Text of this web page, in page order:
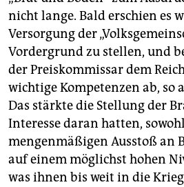
nicht lange. Bald erschien es
Versorgung der
Vordergrund zu stellen, und
der Preiskommissar dem
wichtige Kompetenzen ab, so
Das stärkte die Stellung der
Interesse daran hatten,
mengenmäßigen Ausstoß an
auf einem möglichst hohen
was ihnen bis weit in die